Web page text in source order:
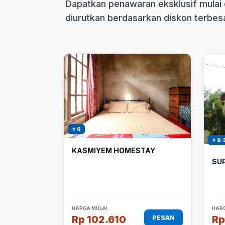
Dapatkan penawaran eksklusif
diurutkan berdasarkan diskon
⭐ 6
KASMIYEM HOMESTAY
HARGA MULAI
Rp 102.610 PESAN
⭐